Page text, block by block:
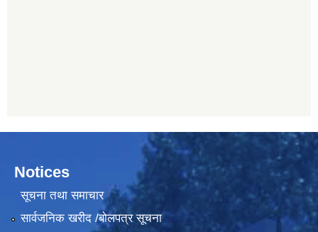
Notices
सूचना तथा समाचार
सार्वजनिक खरीद /बोलपत्र सूचना